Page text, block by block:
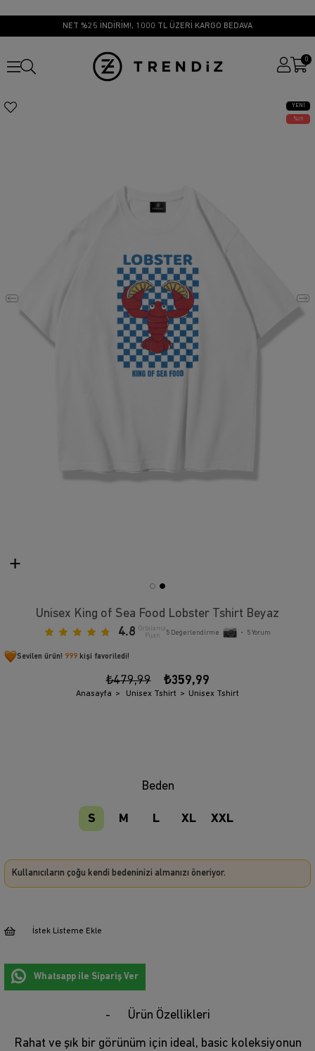
NET %25 İNDİRİM!, 1000 TL ÜZERİ KARGO BEDAVA
0
YENI
ÜRÜN
25
Unisex King of Sea Food Lobster Tshirt Beyaz
4.8 Ortalama
Puan
5 Değerlendirme • 5Yorum
Sevilen ürün! 999 kişi favoriledi!
₺479,99 ₺359,99
Anasayfa Unisex Tshirt Unisex Tshirt
Beden
S M L XL XXL
Kullanıcıların çoğu kendi bedeninizi almanızı öneriyor.
İstek Listeme Ekle
Whatsapp ile Sipariş Ver
Ürün Özellikleri
Rahat ve şık bir görünüm için ideal, basic koleksiyonun